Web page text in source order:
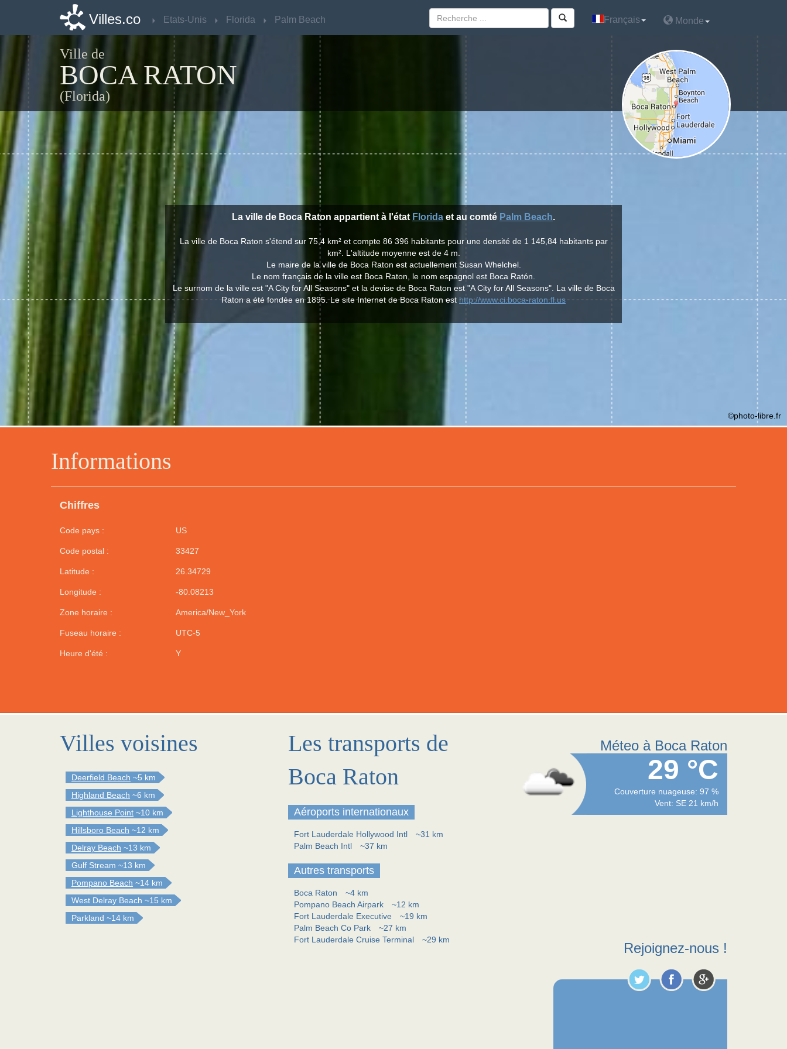
Villes.co Etats-Unis Florida Palm Beach Français Monde
Ville de
BOCA RATON
(Florida)
Informations
Chiffres
Code pays : US
Code postal : 33427
Latitude : 26.34729
Longitude : -80.08213
Zone horaire : America/New_York
Fuseau horaire : UTC-5
Heure d'été : Y
La ville de Boca Raton appartient à l'état Florida et au comté Palm Beach.
La ville de Boca Raton s'étend sur 75,4 km² et compte 86 396 habitants pour une densité de 1 145,84 habitants par
km². L'altitude moyenne est de 4 m.
Le maire de la ville de Boca Raton est actuellement Susan Whelchel.
Le nom français de la ville est Boca Raton, le nom espagnol est Boca Ratón.
Le surnom de la ville est "A City for All Seasons" et la devise de Boca Raton est "A City for All Seasons". La ville de Boca
Raton a été fondée en 1895. Le site Internet de Boca Raton est http://www.ci.boca-raton.fl.us
©photo-libre.fr
Villes voisines
Deerfield Beach ~5 km
Highland Beach ~6 km
Lighthouse Point ~10 km
Hillsboro Beach ~12 km
Delray Beach ~13 km
Gulf Stream ~13 km
Pompano Beach ~14 km
West Delray Beach ~15 km
Parkland ~14 km
Les transports de
Boca Raton
Aéroports internationaux
Fort Lauderdale Hollywood Intl
~31 km
Palm Beach Intl
~37 km
Autres transports
Boca Raton
~4 km
Pompano Beach Airpark
~12 km
Fort Lauderdale Executive
~19 km
Palm Beach Co Park
~27 km
Fort Lauderdale Cruise Terminal
~29 km
Méteo à Boca Raton
29 °C
Couverture nuageuse: 97 %
Vent: SE 21 km/h
Rejoignez-nous !
Villes.co Etats-Unis Florida Palm Beach Français Monde